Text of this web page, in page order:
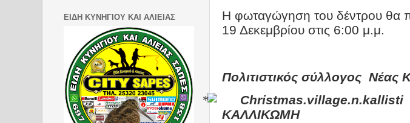
Η φωταγώγηση του δέντρου θα
19 Δεκεμβρίου στις 6:00 μ.μ.
Πολιτιστικός σύλλογος Νέας
Christmas.village.n.kallisti
ΚΑΛΛΙΚΩΜΗ
ΕΙΔΗ ΚΥΝΗΓΙΟΥ ΚΑΙ ΑΛΙΕΙΑΣ